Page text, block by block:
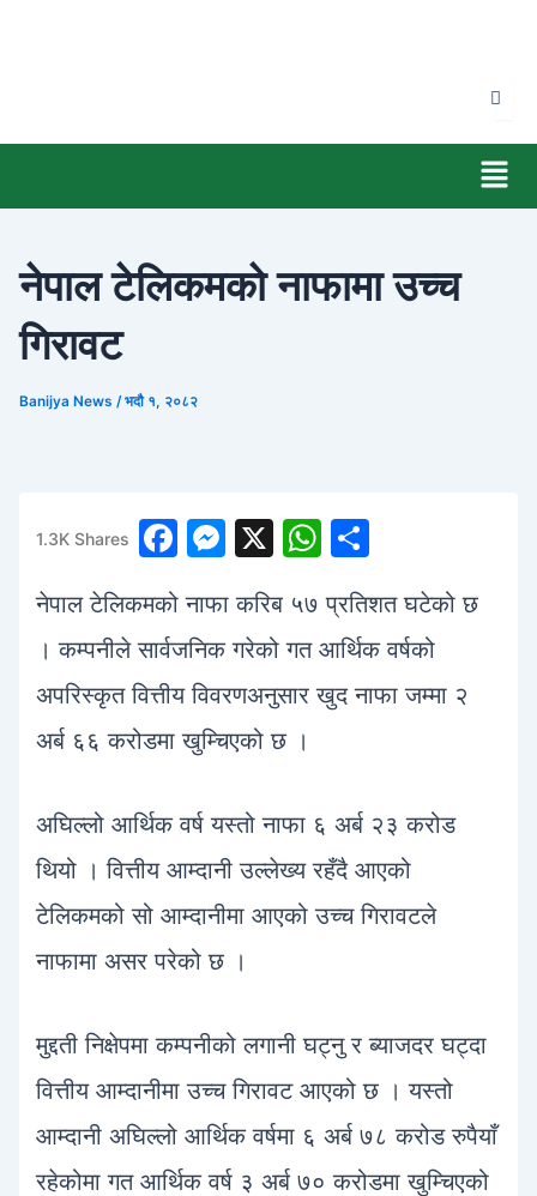
नेपाल टेलिकमको नाफामा उच्च
गिरावट
Banijya News /भदौ १, २०८२
1.3K Shares
F
c
e
b
o
o
k
M
s
s
e
n
g
er
X
W
at
s
A
ar
e
नेपाल टेलिकमको नाफा करिब ५७ प्रतिशत घटेको छ
। कम्पनीले सार्वजनिक गरेको गत आर्थिक वर्षको
अपरिस्कृत वित्तीय विवरणअनुसार खुद नाफा जम्मा २
अर्ब ६६ करोडमा खुम्चिएको छ ।
अघिल्लो आर्थिक वर्ष यस्तो नाफा ६ अर्ब २३ करोड
थियो । वित्तीय आम्दानी उल्लेख्य रहँदै आएको
टेलिकमको सो आम्दानीमा आएको उच्च गिरावटले
नाफामा असर परेको छ ।
मुद्दती निक्षेपमा कम्पनीको लगानी घट्नु र ब्याजदर घट्दा
वित्तीय आम्दानीमा उच्च गिरावट आएको छ । यस्तो
आम्दानी अघिल्लो आर्थिक वर्षमा ६ अर्ब ७८ करोड रुपैयाँ
रहेकोमा गत आर्थिक वर्ष ३ अर्ब ७० करोडमा खुम्चिएको